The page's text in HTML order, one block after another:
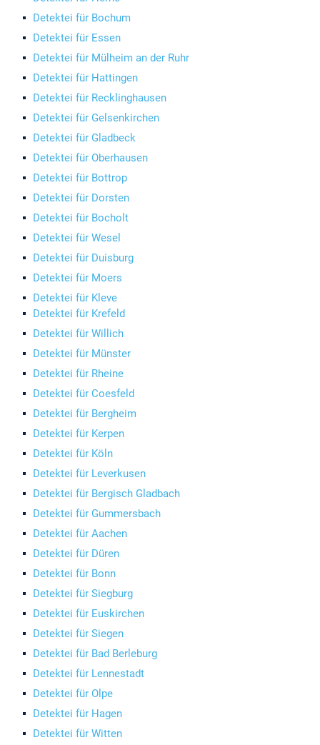
Detektei für Bochum
Detektei für Essen
Detektei für Mülheim an der Ruhr
Detektei für Hattingen
Detektei für Recklinghausen
Detektei für Gelsenkirchen
Detektei für Gladbeck
Detektei für Oberhausen
Detektei für Bottrop
Detektei für Dorsten
Detektei für Bocholt
Detektei für Wesel
Detektei für Duisburg
Detektei für Moers
Detektei für Kleve
Detektei für Krefeld
Detektei für Willich
Detektei für Münster
Detektei für Rheine
Detektei für Coesfeld
Detektei für Bergheim
Detektei für Kerpen
Detektei für Köln
Detektei für Leverkusen
Detektei für Bergisch Gladbach
Detektei für Gummersbach
Detektei für Aachen
Detektei für Düren
Detektei für Bonn
Detektei für Siegburg
Detektei für Euskirchen
Detektei für Siegen
Detektei für Bad Berleburg
Detektei für Lennestadt
Detektei für Olpe
Detektei für Hagen
Detektei für Witten